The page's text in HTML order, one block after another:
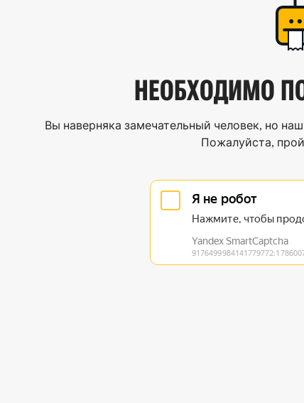
НЕОБХОДИМО
Вы наверняка замечательный человек, но
Пожалуйста,